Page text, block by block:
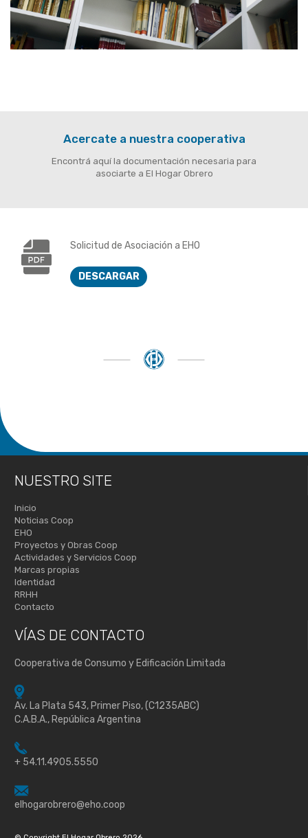
Acercate a nuestra cooperativa
Encontrá aquí la documentación necesaria para
asociarte a El Hogar Obrero
Solicitud de Asociación a EHO
DESCARGAR
NUESTRO SITE
Inicio
Noticias Coop
EHO
Proyectos y Obras Coop
Actividades y Servicios Coop
Marcas propias
Identidad
RRHH
Contacto
VÍAS DE CONTACTO
Cooperativa de Consumo y Edificación Limitada
Av. La Plata 543, Primer Piso, (C1235ABC)
C.A.B.A., República Argentina
+ 54.11.4905.5550
elhogarobrero@eho.coop